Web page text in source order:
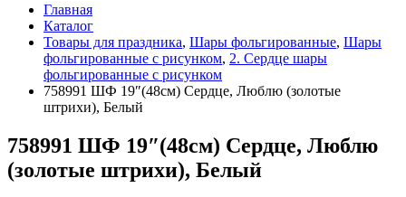
Главная
Каталог
Товары для праздника, Шары фольгированные, Шары
фольгированные с рисунком, 2. Сердце шары
фольгированные с рисунком
758991 ШФ 19″(48см) Сердце, Люблю (золотые
штрихи), Белый
758991 ШФ 19″(48см) Сердце, Люблю
(золотые штрихи), Белый